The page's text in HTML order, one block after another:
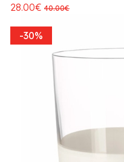
28.00€ 40.00€
-30%